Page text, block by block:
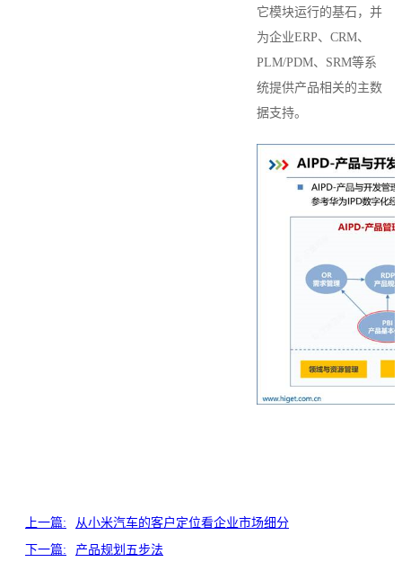
它模块运行的基石，并
为企业ERP、CRM、
PLM/PDM、SRM等系
统提供产品相关的主数
据支持。
上一篇:
从小米汽车的客户定位看企业市场细分
下一篇:
产品规划五步法